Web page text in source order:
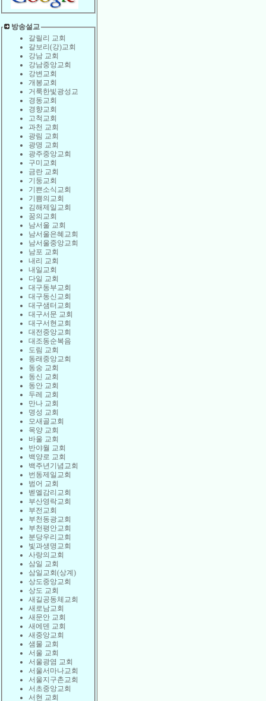
방송설교
갈릴리 교회
갈보리(강)교회
강남 교회
강남중앙교회
강변교회
개봉교회
거룩한빛광성교
경동교회
경향교회
고척교회
과천 교회
광림 교회
광명 교회
광주중앙교회
구미교회
금란 교회
기둥교회
기쁜소식교회
기쁨의교회
김해제일교회
꿈의교회
남서울 교회
남서울은혜교회
남서울중앙교회
남포 교회
내리 교회
내일교회
다일 교회
대구동부교회
대구동신교회
대구샘터교회
대구서문 교회
대구서현교회
대전중앙교회
대조동순복음
도림 교회
동래중앙교회
동숭 교회
동신 교회
동안 교회
두레 교회
만나 교회
명성 교회
모새골교회
목양 교회
바울 교회
반야월 교회
백양로 교회
백주년기념교회
번동제일교회
범어 교회
벧엘감리교회
부산영락교회
부전교회
부천동광교회
부천평안교회
분당우리교회
빛과생명교회
사랑의교회
삼일 교회
삼일교회(상계)
상도중앙교회
상도 교회
새길공동체교회
새로남교회
새문안 교회
새에덴 교회
새중앙교회
샘물 교회
서울 교회
서울광염 교회
서울서마나교회
서울지구촌교회
서초중앙교회
서현 교회